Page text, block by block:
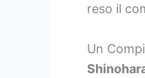
reso il
Un